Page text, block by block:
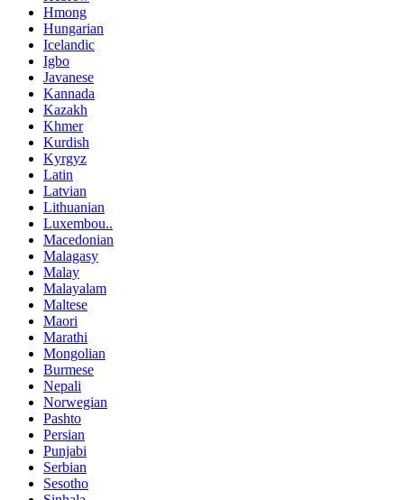
Hmong
Hungarian
Icelandic
Igbo
Javanese
Kannada
Kazakh
Khmer
Kurdish
Kyrgyz
Latin
Latvian
Lithuanian
Luxembou..
Macedonian
Malagasy
Malay
Malayalam
Maltese
Maori
Marathi
Mongolian
Burmese
Nepali
Norwegian
Pashto
Persian
Punjabi
Serbian
Sesotho